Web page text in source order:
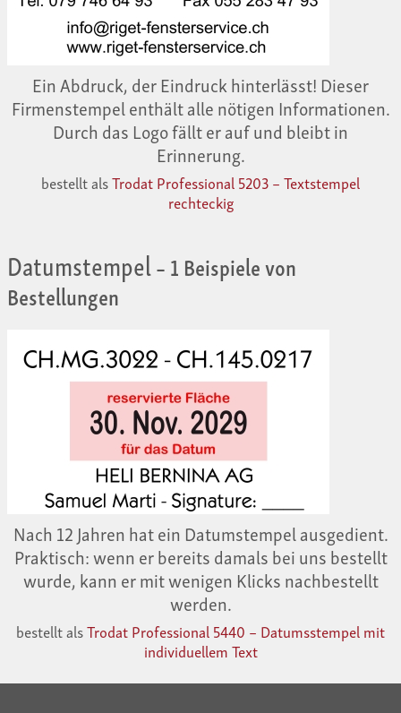
Ein Abdruck, der Eindruck hinterlässt! Dieser
Firmenstempel enthält alle nötigen Informationen.
Durch das Logo fällt er auf und bleibt in
Erinnerung.
bestellt alsTrodat Professional 5203 – Textstempel
rechteckig
Datumstempel– 1 Beispiele von
Bestellungen
Nach 12 Jahren hat ein Datumstempel ausgedient.
Praktisch: wenn er bereits damals bei uns bestellt
wurde, kann er mit wenigen Klicks nachbestellt
werden.
bestellt alsTrodat Professional 5440 – Datumsstempel mit
individuellem Text